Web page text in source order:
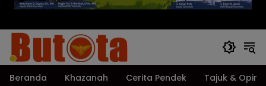
Beranda Khazanah Cerita Pendek Tajuk & Opini